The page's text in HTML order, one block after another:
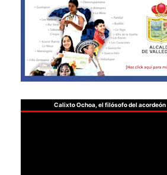
Calixto Ochoa, el filósofo del acordeón